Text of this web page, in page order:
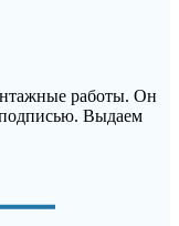
работы. Он
подписью. Выдаем